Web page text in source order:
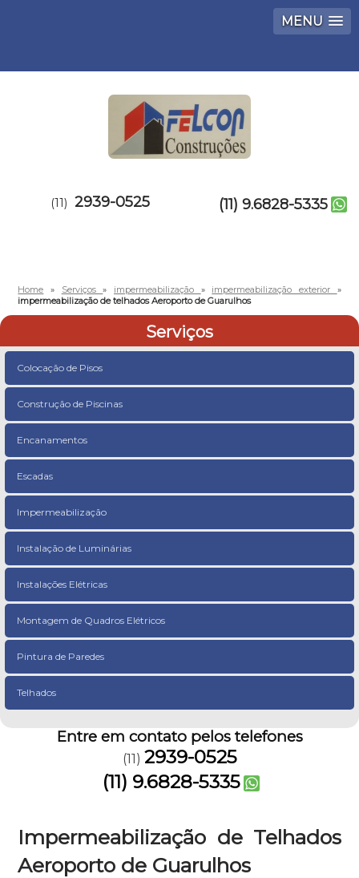
MENU
(11) 2939-0525 (11) 9.6828-5335
Home » Serviços» impermeabilização » impermeabilização exterior »
impermeabilização de telhados Aeroporto de Guarulhos
Serviços
Colocação de Pisos
Construção de Piscinas
Encanamentos
Escadas
Impermeabilização
Instalação de Luminárias
Instalações Elétricas
Montagem de Quadros Elétricos
Pintura de Paredes
Telhados
Entre em contato pelos telefones
(11) 2939-0525
(11) 9.6828-5335
Impermeabilização de Telhados
Aeroporto de Guarulhos